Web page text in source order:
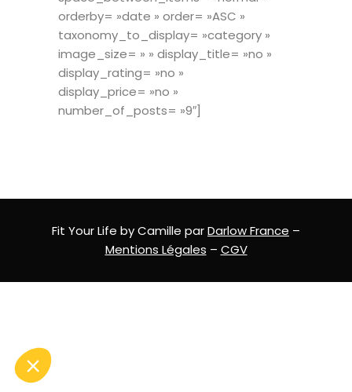
orderby= »date » order= »ASC »
taxonomy_to_display= »category »
image_size= » » display_title= »no »
display_rating= »no »
display_price= »no »
number_of_posts= »9″]
Fit Your Life by Camille parDarlow France –
Mentions Légales – CGV